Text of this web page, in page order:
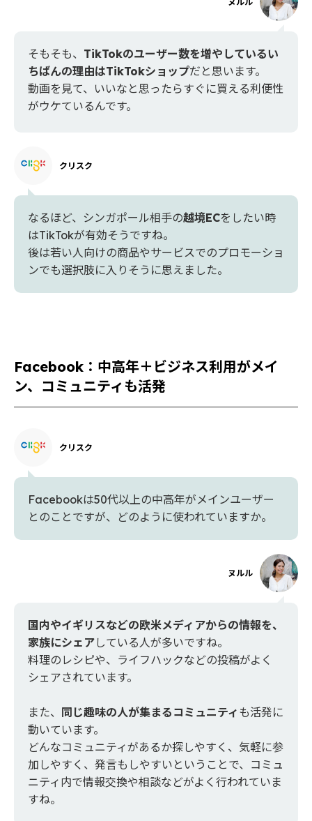
そもそも、 TikTokのユーザー数を増やしているい
ちばんの理由はTikTokショップだと思います。
動画を見て、いいなと思ったらすぐに買える利便性
がウケているんです。
クリスク
なるほど、シンガポール相手の越境ECをしたい時
はTikTokが有効そうですね。
後は若い人向けの商品やサービスでのプロモーショ
ンでも選択肢に入りそうに思えました。
Facebook：中高年＋ビジネス利用がメイ
ン、コミュニティも活発
クリスク
Facebookは50代以上の中高年がメインユーザー
とのことですが、どのように使われていますか。
ヌルル
国内やイギリスなどの欧米メディアからの情報を、
家族にシェア している人が多いですね。
料理のレシピや、ライフハックなどの投稿がよく
シェアされています。
また、 同じ趣味の人が集まるコミュニティ も活発に
動いています。
どんなコミュニティがあるか探しやすく、気軽に参
加しやすく、発言もしやすいということで、コミュ
ニティ内で情報交換や相談などがよく行われていま
すね。